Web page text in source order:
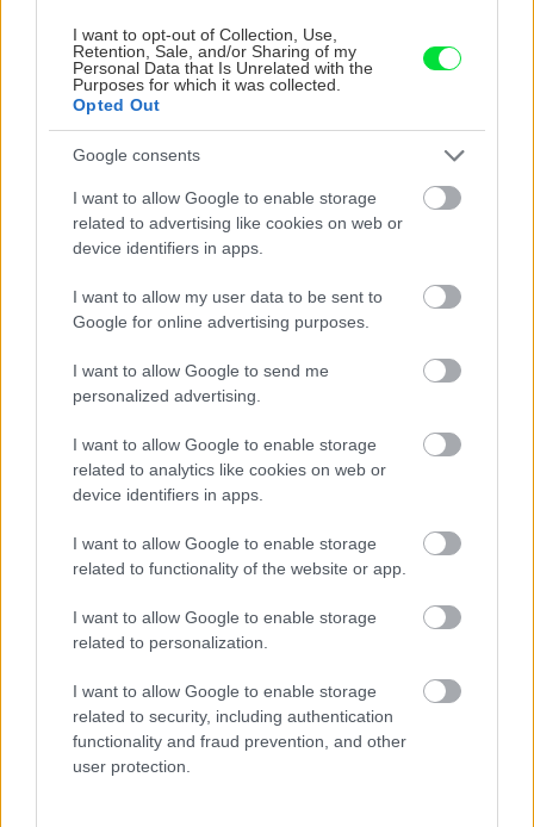
I want to opt-out of Collection, Use,
Retention, Sale, and/or Sharing of my
Personal Data that Is Unrelated with the
Purposes for which it was collected.
Opted Out
Google consents
I want to allow Google to enable storage
related to advertising like cookies on web or
device identifiers in apps.
I want to allow my user data to be sent to
Google for online advertising purposes.
I want to allow Google to send me
personalized advertising.
I want to allow Google to enable storage
related to analytics like cookies on web or
device identifiers in apps.
I want to allow Google to enable storage
related to functionality of the website or app.
I want to allow Google to enable storage
related to personalization.
I want to allow Google to enable storage
related to security, including authentication
functionality and fraud prevention, and other
user protection.
KDE SA DISKUTUJE
Nekupujte drahé lapače: Vyrobte si za 5 minút domácu
Bros sprej necaka kym osa vypije moje pivo. Zaroven
nasmrdi cele hniezdo a neostane tam nic zive. Vasa
pasca naucinke moc efektivne. Skor pritiahne slimaky
Viete, kedy použiť akú maltu? Spoznajte rozdiely, ktoré
vám ušetria čas v stavebninách aj pri práci
Ten článok mal takú výpovednú hodnotu ako učivo pre
3 ročník základnej školy. To fakt? AI alebo nejaka kniha
doba schnutia tak 15 minut , k tomu vodotesné s
Záhradné ležadlá v obchodoch sú predražené. Toto si
vyrobíte pod 140 eur a je oveľa pohodlnejšie!
Žiadne čapovanie alebo zadlabávanie, všetko len na
čínske skrutky. Alternatíva slovenskej IKEI - čo sa týka
pevnosti. Autor si nedal veľa námahy s remeselným
spracovaním, škoda. No lepšie než ten odpad z DTD
Nenechajte stromy divoko zarásť! Júlový rez, ktorý
V sobotnej relácii pre záhradkárov , 11.7.2026 na stanici
Regina-východ , predseda Slovenského zväzu
záhradkárov pán Jakubech tvrdil, že to, že vlky sú
neproduktívne , nie je pravda. Aj vlky je možné použiť
pri formovaní koruny a budú rodiť.
Jednoduché zapichovanie oporných kolíkov na
paradajky: Lukáš vyrobil šikovný prípravok zo starej rúry
Šikovné,akurát to nie je Jokl ale L-ko.